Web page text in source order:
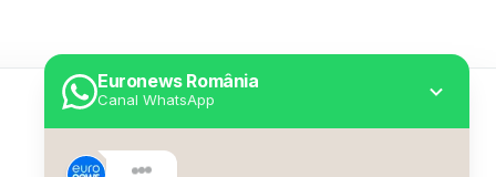
Euronews România
Canal WhatsApp